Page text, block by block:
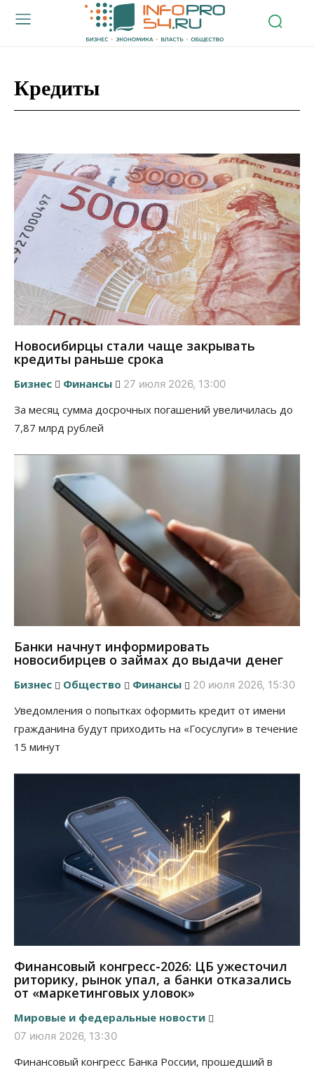
Кредиты
Новосибирцы стали чаще закрывать
кредиты раньше срока
Бизнес Финансы 27 июля 2026, 13:00
За месяц сумма досрочных погашений увеличилась до
7,87 млрд рублей
Банки начнут информировать
новосибирцев о займах до выдачи денег
Бизнес Общество Финансы 20 июля 2026, 15:30
Уведомления о попытках оформить кредит от имени
гражданина будут приходить на «Госуслуги» в течение
15 минут
Финансовый конгресс-2026: ЦБ ужесточил
риторику, рынок упал, а банки отказались
от «маркетинговых уловок»
Мировые и федеральные новости
07 июля 2026, 13:30
Финансовый конгресс Банка России, прошедший в